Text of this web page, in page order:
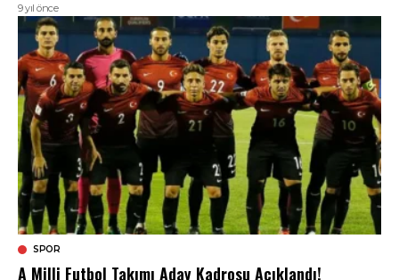
9 yıl önce
SPOR
A Milli Futbol Takımı Aday Kadrosu Açıklandı!